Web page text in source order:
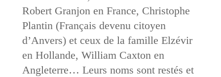
Robert Granjon en France, Christophe
Plantin (Français devenu citoyen
d’Anvers) et ceux de la famille Elzévir
en Hollande, William Caxton en
Angleterre… Leurs noms sont restés et